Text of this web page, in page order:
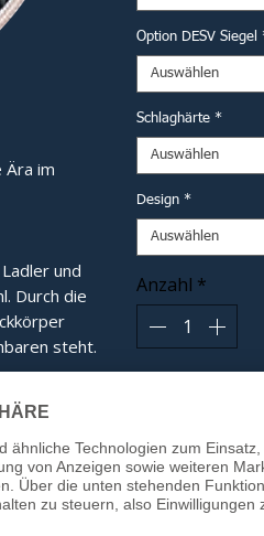
Ära im
und
Durch die
steht.
neues,
wird der
idealen
Option DESV Siegel
Auswählen
Schlaghärte *
Auswählen
Design *
Auswählen
Anzahl *